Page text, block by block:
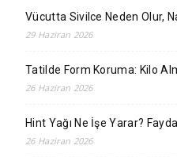
Vücutta Sivilce Neden Olur,
29 Haziran 2026
Tatilde Form Koruma: Kilo
26 Haziran 2026
Hint Yağı Ne İşe Yarar?
26 Haziran 2026